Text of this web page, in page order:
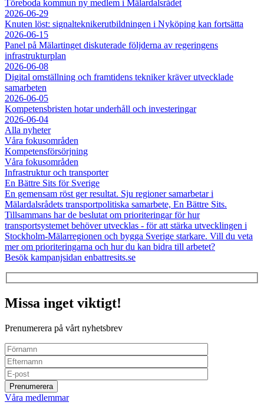
Töreboda kommun ny medlem i Mälardalsrådet
2026-06-29
Knuten löst: signalteknikerutbildningen i Nyköping kan fortsätta
2026-06-15
Panel på Mälartinget diskuterade följderna av regeringens
infrastrukturplan
2026-06-08
Digital omställning och framtidens tekniker kräver utvecklade
samarbeten
2026-06-05
Kompetensbristen hotar underhåll och investeringar
2026-06-04
Alla nyheter
Våra fokusområden
Kompetensförsörjning
Våra fokusområden
Infrastruktur och transporter
En Bättre Sits för Sverige
En gemensam röst ger resultat. Sju regioner samarbetar i
Mälardalsrådets transportpolitiska samarbete, En Bättre Sits.
Tillsammans har de beslutat om prioriteringar för hur
transportsystemet behöver utvecklas - för att stärka utvecklingen i
Stockholm-Mälarregionen och bygga Sverige starkare. Vill du veta
mer om prioriteringarna och hur du kan bidra till arbetet?
Besök kampanjsidan enbattresits.se
Missa inget viktigt!
Prenumerera på vårt nyhetsbrev
Våra medlemmar